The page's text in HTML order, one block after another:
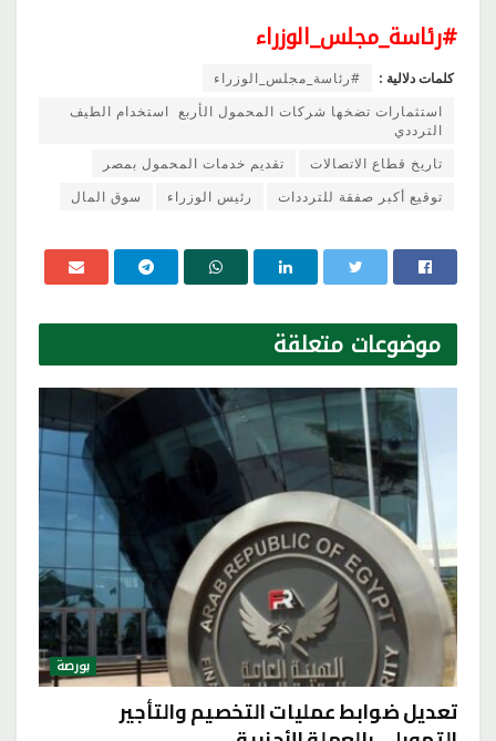
#رئاسة_مجلس_الوزراء
كلمات دلالية :
#رئاسة_مجلس_الوزراء
استثمارات تضخها شركات المحمول الأربع استخدام الطيف
الترددي
تاريخ قطاع الاتصالات
تقديم خدمات المحمول بمصر
توقيع أكبر صفقة للترددات
رئيس الوزراء سوق المال
موضوعات متعلقة
بورصة
تعديل ضوابط عمليات التخصيم والتأجير